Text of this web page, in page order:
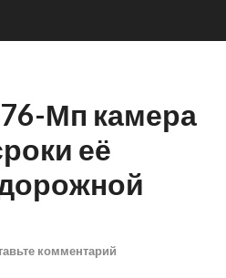
Мп камера
её
комментарий